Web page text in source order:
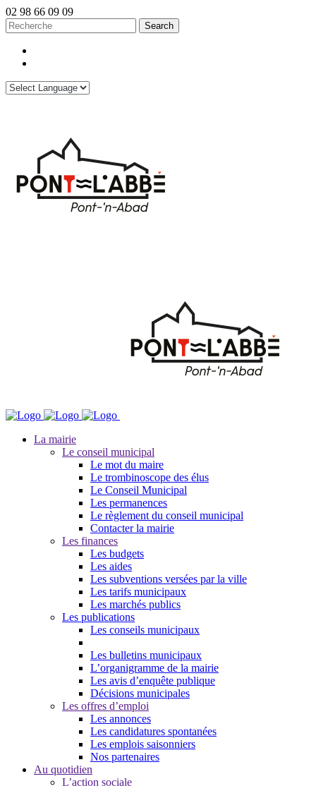
02 98 66 09 09
La mairie
Le conseil municipal
Le mot du maire
Le trombinoscope des élus
Le Conseil Municipal
Les permanences
Le règlement du conseil municipal
Contacter la mairie
Les finances
Les budgets
Les aides
Les subventions versées par la ville
Les tarifs municipaux
Les marchés publics
Les publications
Les conseils municipaux
Les bulletins municipaux
L’organigramme de la mairie
Les avis d’enquête publique
Décisions municipales
Les offres d’emploi
Les annonces
Les candidatures spontanées
Les emplois saisonniers
Nos partenaires
Au quotidien
L’action sociale